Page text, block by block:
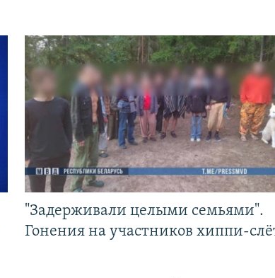
"Задерживали целыми семьями".
Гонения на участников хиппи-